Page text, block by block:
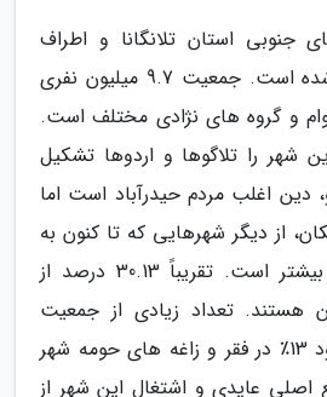
جنوبی استان تلانگانا و اطراف
رودخانه موسی واقع شده است. جمعیت 9.7 میلیون نفری
و گروه های نژادی مختلف است.
شهر را تلاگوها و اردوها تشکیل
دین اغلب مردم حیدرآباد است اما
از دیگر شهرهایی که تا کنون به
آن ها اشاره نمودیم، بیشتر است. تقریباً 30.13 درصد از
هستند. تعداد زیادی از جمعیت
حیدرآباد یعنی در حدود 13٪ در فقر و زاغه های حومه شهر
اصلی عایدی و اشتغال این شهر از